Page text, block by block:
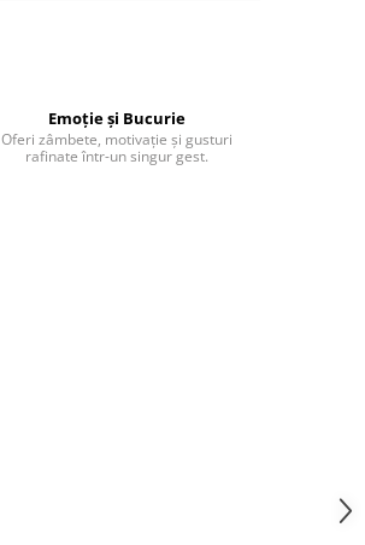
Emoție și Bucurie
Oferi zâmbete, motivație și gusturi
rafinate într-un singur gest.